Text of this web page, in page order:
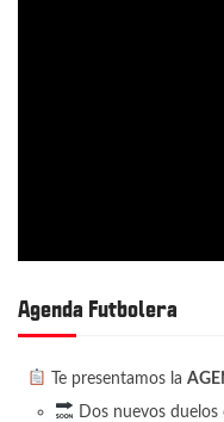
Agenda Futbolera
Te presentamos la
Dos nuevos